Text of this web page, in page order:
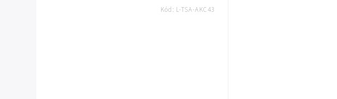
Kód: L-TSA-AKC43